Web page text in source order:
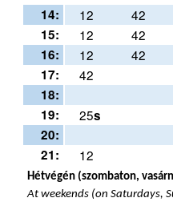
14:
12
42
15:
12
42
16:
12
42
17:
42
18:
19:
25s
20:
21:
12
Hétvégén (szombaton,
At weekends (on Saturdays,